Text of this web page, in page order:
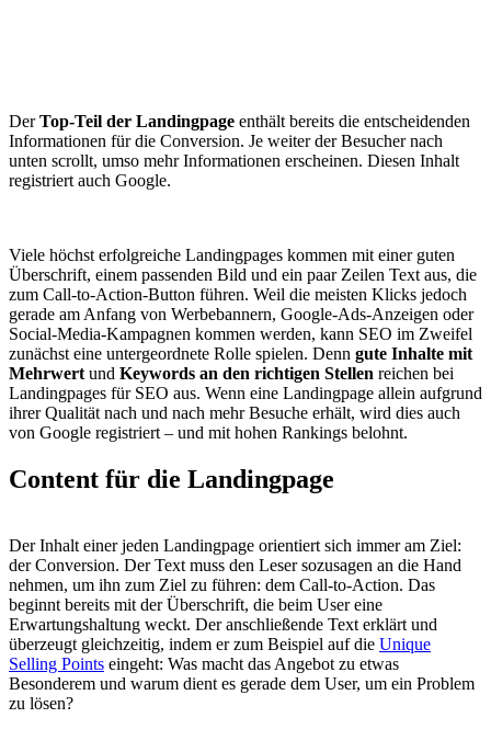
DerTop-Teil der Landingpage enthält bereits die entscheidenden
Informationen für die Conversion. Je weiter der Besucher nach
unten scrollt, umso mehr Informationen erscheinen. Diesen Inhalt
registriert auch Google.
Viele höchst erfolgreiche Landingpages kommen mit einer guten
Überschrift, einem passenden Bild und ein paar Zeilen Text aus, die
zum Call-to-Action-Button führen. Weil die meisten Klicks jedoch
gerade am Anfang von Werbebannern, Google-Ads-Anzeigen oder
Social-Media-Kampagnen kommen werden, kann SEO im Zweifel
zunächst eine untergeordnete Rolle spielen. Denn gute Inhalte mit
Mehrwert und Keywords an den richtigen Stellen reichen bei
Landingpages für SEO aus. Wenn eine Landingpage allein aufgrund
ihrer Qualität nach und nach mehr Besuche erhält, wird dies auch
von Google registriert – und mit hohen Rankings belohnt.
Content für die Landingpage
Der Inhalt einer jeden Landingpage orientiert sich immer am Ziel:
der Conversion. Der Text muss den Leser sozusagen an die Hand
nehmen, um ihn zum Ziel zu führen: dem Call-to-Action. Das
beginnt bereits mit der Überschrift, die beim User eine
Erwartungshaltung weckt. Der anschließende Text erklärt und
überzeugt gleichzeitig, indem er zum Beispiel auf die Unique
Selling Points eingeht: Was macht das Angebot zu etwas
Besonderem und warum dient es gerade dem User, um ein Problem
zu lösen?